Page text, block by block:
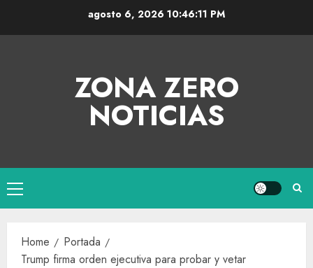
agosto 6, 2026 10:46:11 PM
ZONA ZERO
NOTICIAS
Home
Portada
Trump firma orden ejecutiva para probar y vetar